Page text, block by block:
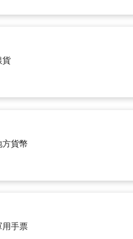
貨
方貨幣
用手票